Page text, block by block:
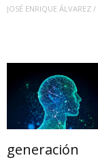
JOSÉ ENRIQUE ÁLVAREZ /
generación